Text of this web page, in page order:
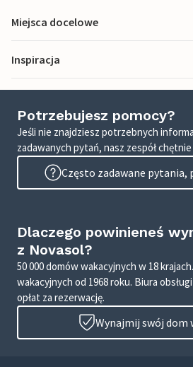
Miejsca docelowe
Inspiracja
Potrzebujesz pomocy?
Jeśli nie znajdziesz potrzebnych
zadawanych pytań, nasz zespół chętnie
Często zadawane pytania,
Dlaczego powinieneś
z Novasol?
50 000 domów wakacyjnych w 18
wakacyjnych od 1968 roku. Biura
opłat za rezerwację.
Wynajmij swój dom